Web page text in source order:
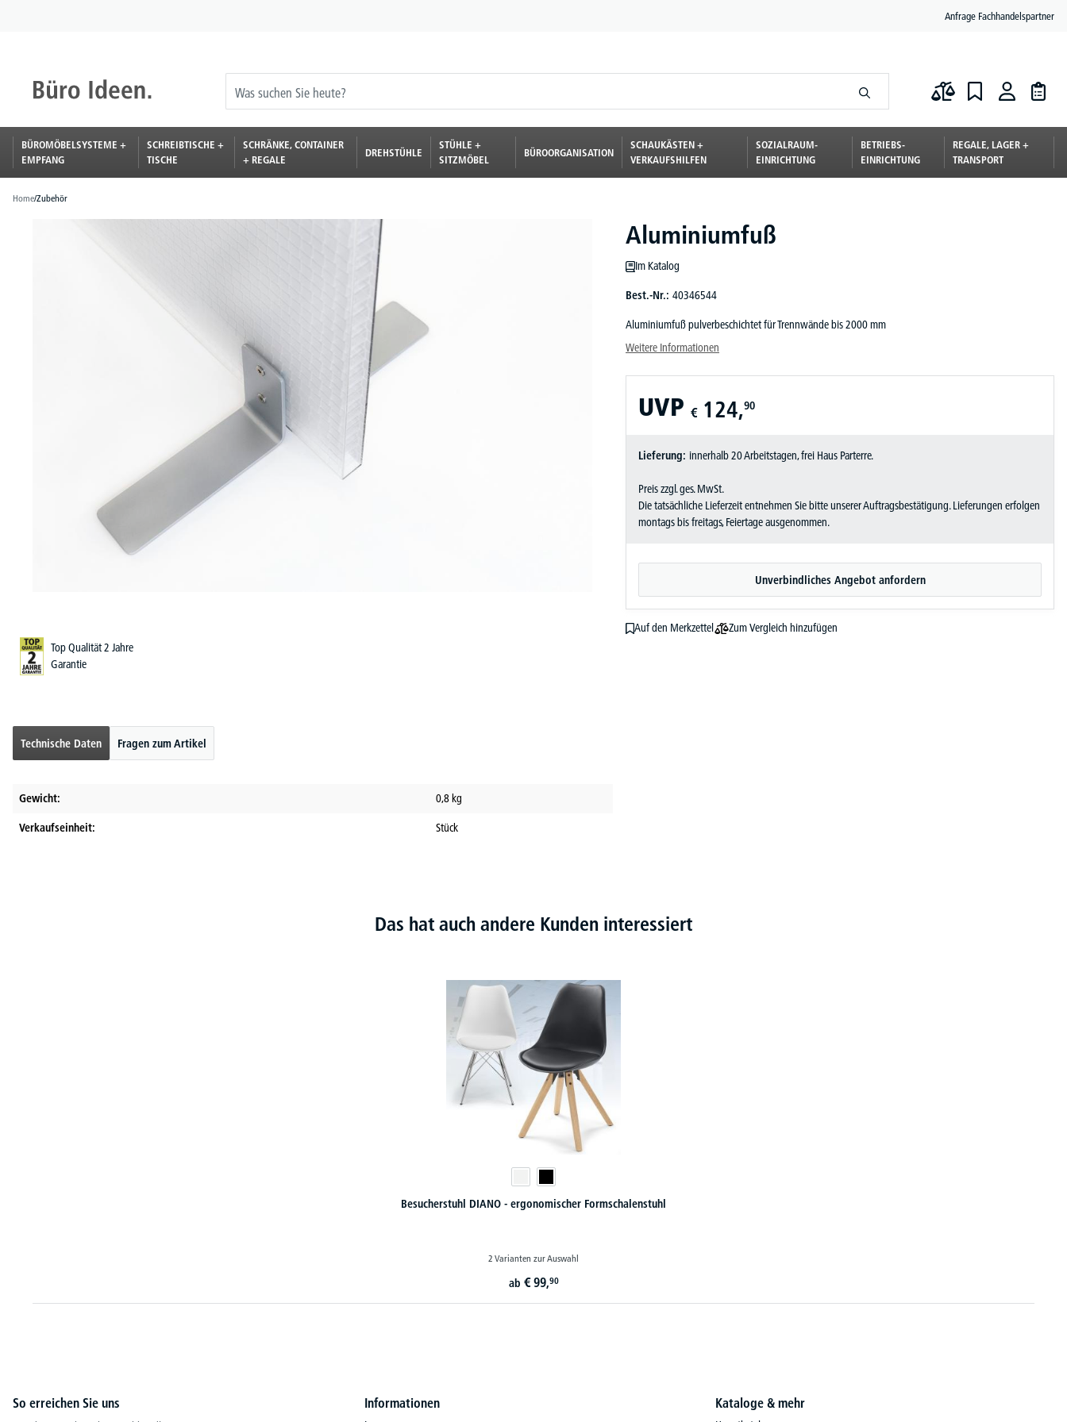
Anfrage Fachhandelspartner
BÜROMÖBELSYSTEME +
EMPFANG
SCHREIBTISCHE +
TISCHE
SCHRÄNKE, CONTAINER
+ REGALE
DREHSTÜHLE
STÜHLE +
SITZMÖBEL
BÜROORGANISATION
SCHAUKÄSTEN +
VERKAUFSHILFEN
SOZIALRAUM-
EINRICHTUNG
BETRIEBS-
EINRICHTUNG
REGALE, LAGER +
TRANSPORT
Home/Zubehör
Aluminiumfuß
Im Katalog
Best.-Nr.: 40346544
Aluminiumfuß pulverbeschichtet für Trennwände bis 2000 mm
Weitere Informationen
UVP € 124,90
Lieferung: innerhalb 20 Arbeitstagen, frei Haus Parterre.
Preis zzgl. ges. MwSt.
Die tatsächliche Lieferzeit entnehmen Sie bitte unserer Auftragsbestätigung. Lieferungen erfolgen
montags bis freitags, Feiertage ausgenommen.
Unverbindliches Angebot anfordern
Auf den Merkzettel
Zum Vergleich hinzufügen
Top Qualität 2 Jahre
Garantie
Technische Daten Fragen zum Artikel
Gewicht: 0,8kg
Verkaufseinheit: Stück
Das hat auch andere Kunden interessiert
Besucherstuhl DIANO - ergonomischer Formschalenstuhl
2 Varianten zur Auswahl
ab € 99,90
So erreichen Sie uns Informationen Kataloge & mehr